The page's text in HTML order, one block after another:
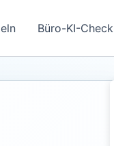
Büro-KI-Check